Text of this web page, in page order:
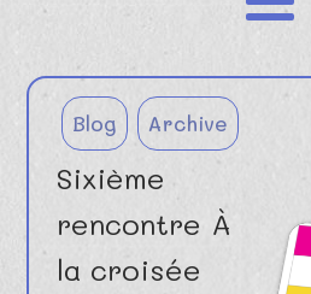
Blog Archive
Sixième
rencontre À
la croisée